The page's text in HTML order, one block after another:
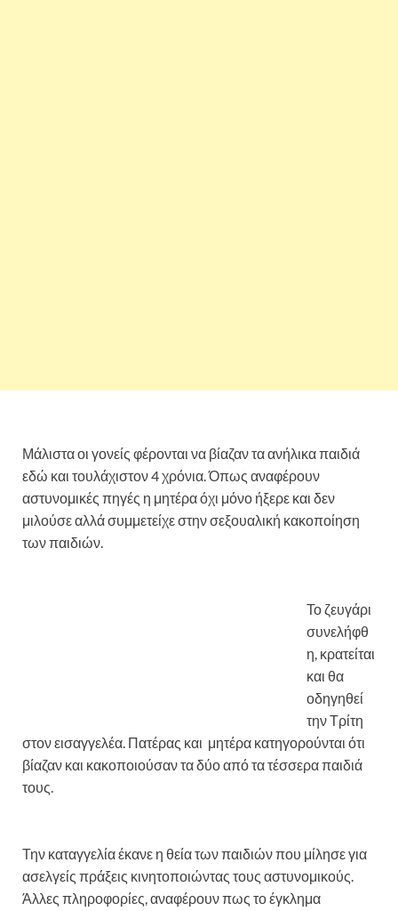
Μάλιστα οι γονείς φέρονται να βίαζαν τα ανήλικα παιδιά
εδώ και τουλάχιστον 4 χρόνια. Όπως αναφέρουν
αστυνομικές πηγές η μητέρα όχι μόνο ήξερε και δεν
μιλούσε αλλά συμμετείχε στην σεξουαλική κακοποίηση
των παιδιών.
Το ζευγάρι
συνελήφθ
η, κρατείται
και θα
οδηγηθεί
την Τρίτη
στον εισαγγελέα. Πατέρας και μητέρα κατηγορούνται ότι
βίαζαν και κακοποιούσαν τα δύο από τα τέσσερα παιδιά
τους.
Την καταγγελία έκανε η θεία των παιδιών που μίλησε για
ασελγείς πράξεις κινητοποιώντας τους αστυνομικούς.
Άλλες πληροφορίες, αναφέρουν πως το έγκλημα